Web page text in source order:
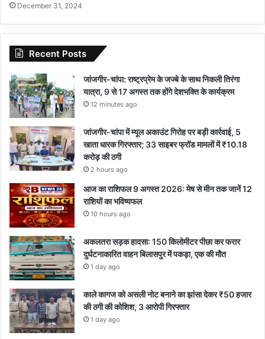
December 31, 2024
Recent Posts
जांजगीर-चांपा: राष्ट्रप्रेम के जज्बे के साथ निकली तिरंगा
यात्रा, 9 से 17 अगस्त तक होंगे देशभक्ति के कार्यक्रम
12 minutes ago
जांजगीर-चांपा में म्यूल अकाउंट गिरोह पर बड़ी कार्रवाई, 5
खाता धारक गिरफ्तार; 33 साइबर फ्रॉड मामलों में ₹10.18
करोड़ की ठगी
2 hours ago
आज का राशिफल 9 अगस्त 2026: मेष से मीन तक जानें 12
राशियों का भविष्यफल
10 hours ago
अकलतरा सड़क हादसा: 150 किलोमीटर पीछा कर फरार
दुर्घटनाकारित वाहन बिलासपुर में पकड़ा, एक की मौत
1 day ago
काले कागज को असली नोट बनाने का झांसा देकर ₹50 हजार
की ठगी की कोशिश, 3 आरोपी गिरफ्तार
1 day ago